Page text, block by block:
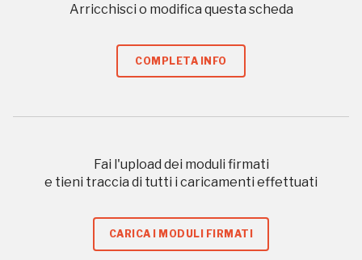
Arricchisci o modifica questa scheda
COMPLETA INFO
Fai l'upload dei moduli firmati
e tieni traccia di tutti i caricamenti effettuati
CARICA I MODULI FIRMATI
I Luoghi del Cuore
2010, 2016, 2018, 2020, 2022
Registrati alla newsletter
Accedi alle informazioni per te più interessanti,
a quelle inerenti i luoghi più vicini e gli eventi